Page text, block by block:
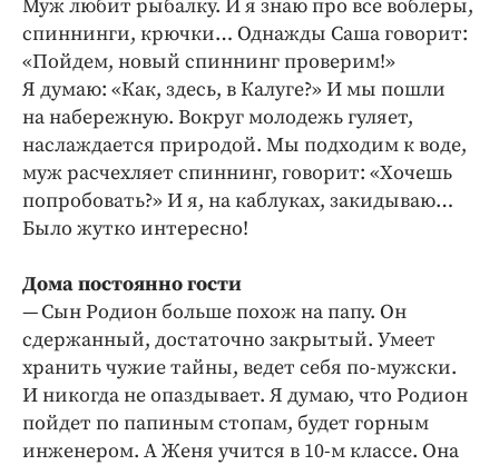
Муж любит рыбалку. И я знаю про все воблеры,
спиннинги, крючки… Однажды Саша говорит:
«Пойдем, новый спиннинг проверим!»
Я думаю: «Как, здесь, в Калуге?» И мы пошли
на набережную. Вокруг молодежь гуляет,
наслаждается природой. Мы подходим к воде,
муж расчехляет спиннинг, говорит: «Хочешь
попробовать?» И я, на каблуках, закидываю…
Было жутко интересно!
Дома постоянно гости
— Сын Родион больше похож на папу. Он
сдержанный, достаточно закрытый. Умеет
хранить чужие тайны, ведет себя по-мужски.
И никогда не опаздывает. Я думаю, что Родион
пойдет по папиным стопам, будет горным
инженером. А Женя учится в 10‑м классе. Она